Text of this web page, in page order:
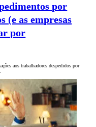
por
(e as empresas
por
aos trabalhadores despedidos por